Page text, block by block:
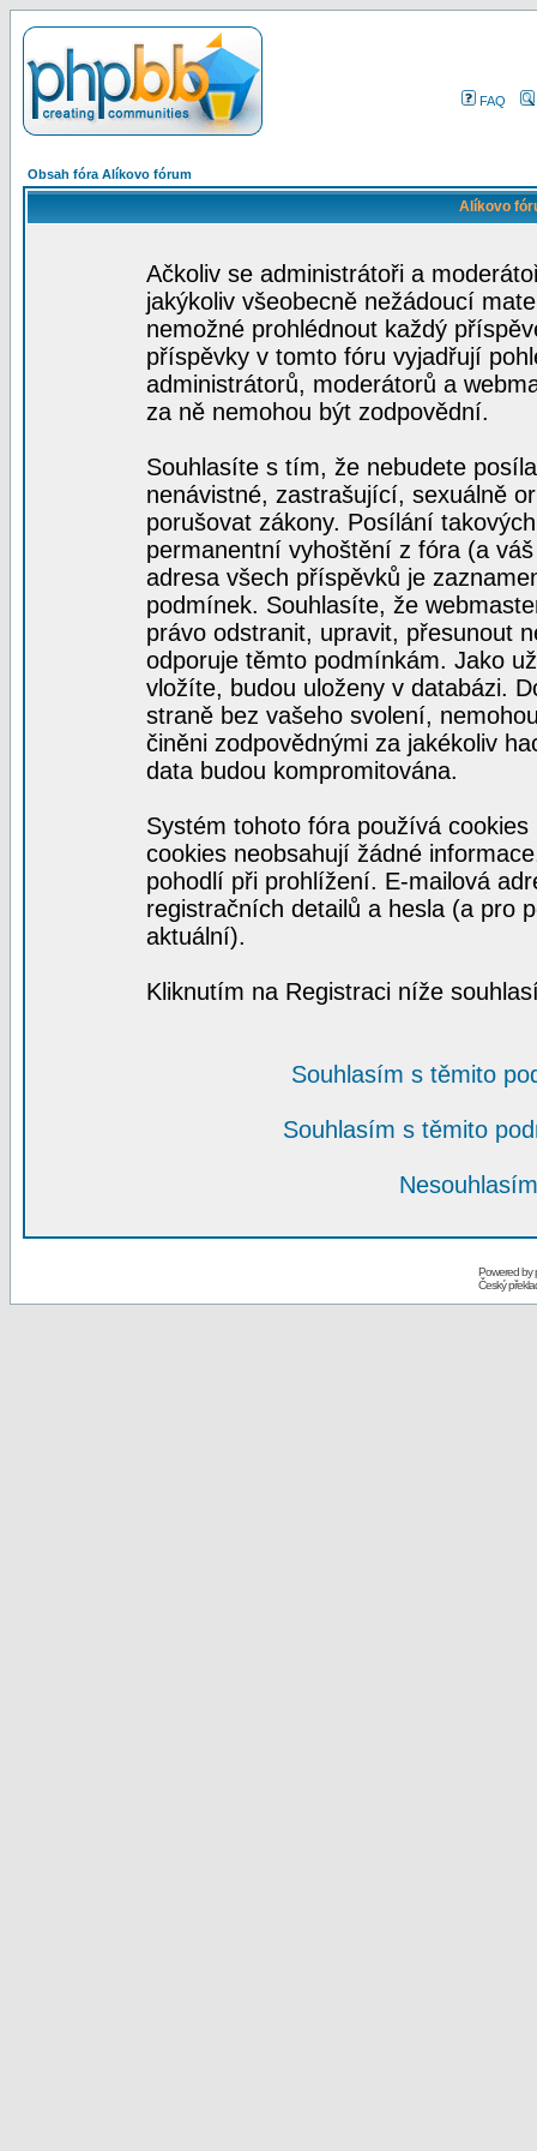
FAQ
Obsah fóra Alíkovo fórum
Alíkovo
Ačkoliv se administrátoři a
jakýkoliv všeobecně nežádoucí
nemožné prohlédnout každý
příspěvky v tomto fóru vyjadřují
administrátorů, moderátorů a
za ně nemohou být zodpovědní.
Souhlasíte s tím, že nebudete
nenávistné, zastrašující, sexuálně
porušovat zákony. Posílání
permanentní vyhoštění z fóra (a
adresa všech příspěvků je
podmínek. Souhlasíte, že
právo odstranit, upravit, přesunout
odporuje těmto podmínkám. Jako
vložíte, budou uloženy v databázi.
straně bez vašeho svolení,
činěni zodpovědnými za jakékoliv
data budou kompromitována.
Systém tohoto fóra používá
cookies neobsahují žádné
pohodlí při prohlížení. E-mailová
registračních detailů a hesla (a pro
aktuální).
Kliknutím na Registraci níže
Souhlasím s těmito
Souhlasím s těmito
Powered by
Český